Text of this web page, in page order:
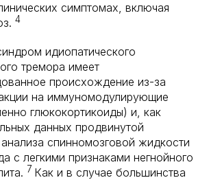
симптомах, включая
4
идиопатического
тремора имеет
происхождение из-за
на иммуномодулирующие
глюкокортикоиды) и, как
данных продвинутой
спинномозговой жидкости
с легкими признаками негнойного
7 Как и в случае большинства